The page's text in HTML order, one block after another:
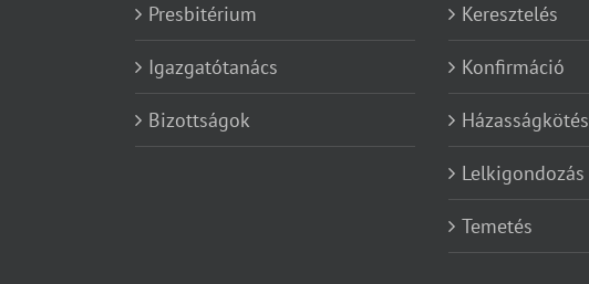
Presbitérium
Igazgatótanács
Bizottságok
Keresztelés
Konfirmáció
Házasságkötés
Lelkigondozás
Temetés